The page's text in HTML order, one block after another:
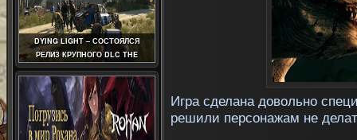
DYING LIGHT – СОСТОЯЛСЯ
РЕЛИЗ КРУПНОГО DLC THE
FOLLOWING
Игра сделана довольно
решили персонажам не